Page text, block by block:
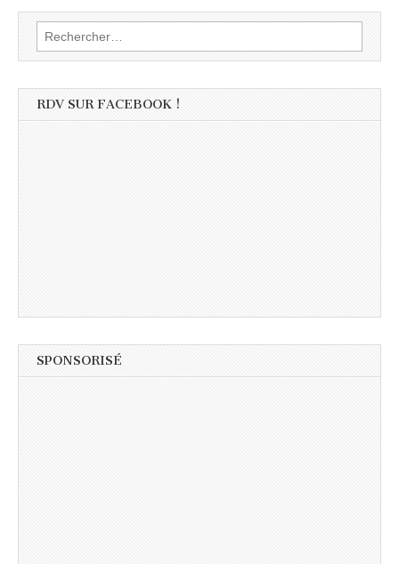
Rechercher :
RDV SUR FACEBOOK !
SPONSORISÉ